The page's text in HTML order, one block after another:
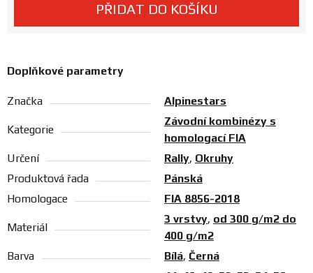
PŘIDAT DO KOŠÍKU
Doplňkové parametry
Značka Alpinestars
Kategorie
Závodní kombinézy s
homologací FIA
Určení
Rally, Okruhy
Produktová řada
Pánská
Homologace
FIA 8856-2018
Materiál
3 vrstvy, od 300 g/m2 do
400 g/m2
Barva
Bílá, Černá